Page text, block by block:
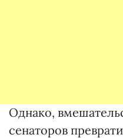
Однако,
сенаторов